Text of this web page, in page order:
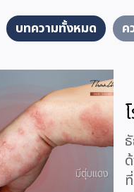
บทความทั้งหมด ค